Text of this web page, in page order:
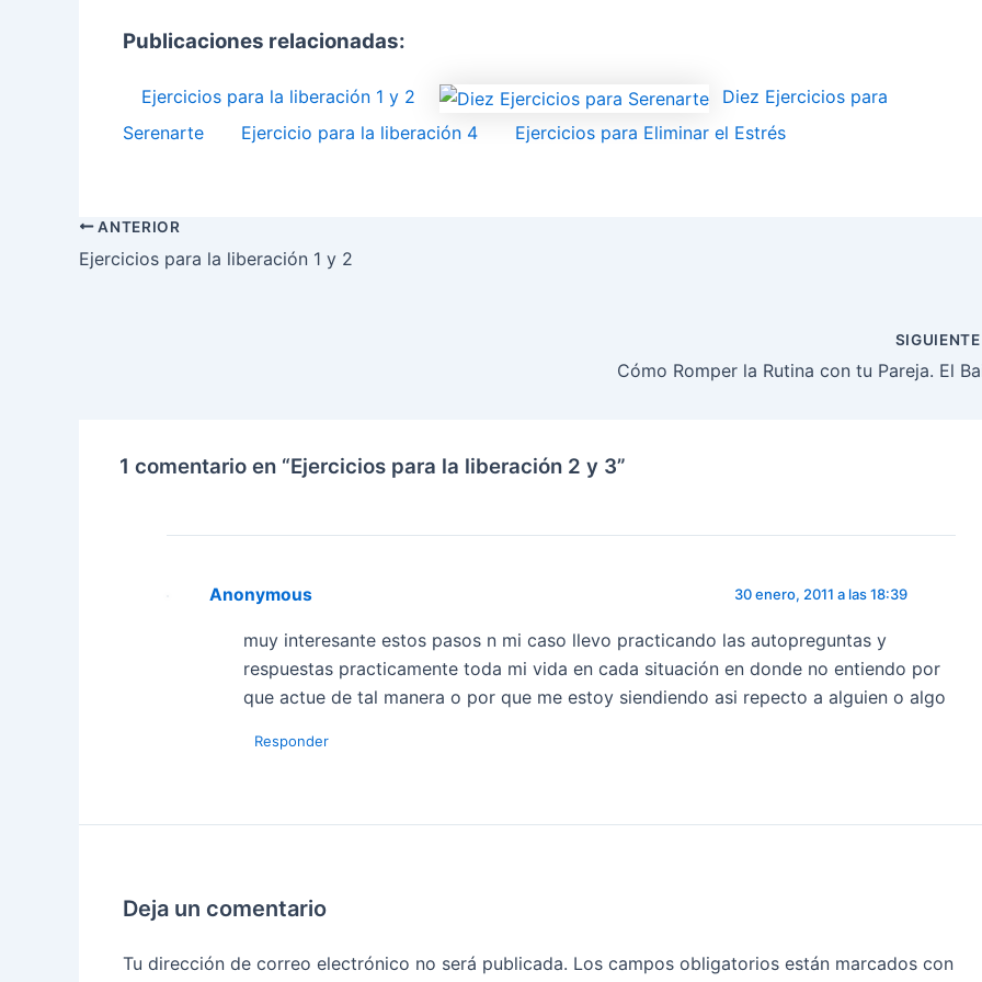
Publicaciones relacionadas:
Ejercicios para la liberación 1 y 2
Diez Ejercicios para
Serenarte
Ejercicio para la liberación 4 Ejercicios para Eliminar el Estrés
ANTERIOR
Ejercicios para la liberación 1 y 2
SIGUIENTE
Cómo Romper la Rutina con tu Pareja. El
1 comentario en “Ejercicios para la liberación 2 y 3”
Anonymous 30 enero, 2011 a las 18:39
muy interesante estos pasos n mi caso llevo practicando las autopreguntas y
respuestas practicamente toda mi vida en cada situación en donde no entiendo por
que actue de tal manera o por que me estoy siendiendo asi repecto a alguien o algo
Responder
Deja un comentario
Tu dirección de correo electrónico no será publicada. Los campos obligatorios están marcados con